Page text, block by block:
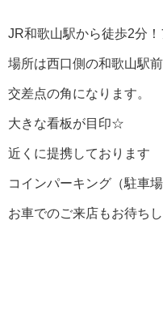
JR和歌山駅から徒歩2分！
場所は西口側の和歌山駅
交差点の角になります。
大きな看板が目印☆
近くに提携しております
コインパーキング（駐車
お車でのご来店もお待ちし